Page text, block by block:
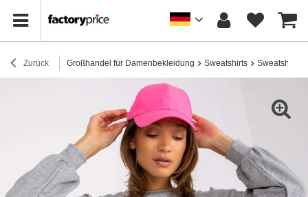
Zurück Großhandel für Damenbekleidung Sweatshirts Sweatshirts